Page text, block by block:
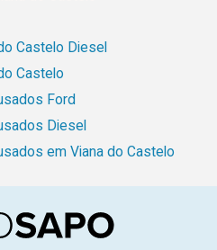
Castelo Diesel
Castelo
Ford
Diesel
em Viana do Castelo